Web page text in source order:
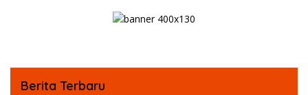
Berita Terbaru